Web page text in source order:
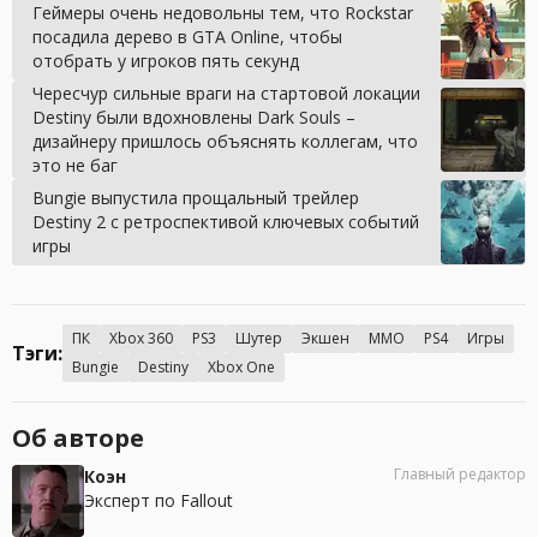
Геймеры очень недовольны тем, что Rockstar
посадила дерево в GTA Online, чтобы
отобрать у игроков пять секунд
Чересчур сильные враги на стартовой локации
Destiny были вдохновлены Dark Souls –
дизайнеру пришлось объяснять коллегам, что
это не баг
Bungie выпустила прощальный трейлер
Destiny 2 с ретроспективой ключевых событий
игры
Тэги:
ПК Xbox 360 PS3 Шутер Экшен MMO PS4
Игры
Bungie
Destiny Xbox One
Об авторе
Коэн
Эксперт по Fallout
Главный редактор